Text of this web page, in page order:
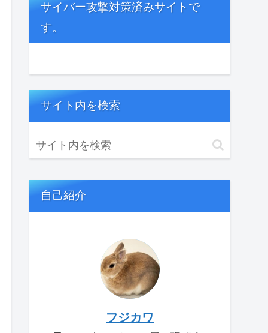
サイバー攻撃対策済みサイトで
す。
サイト内を検索
自己紹介
フジカワ